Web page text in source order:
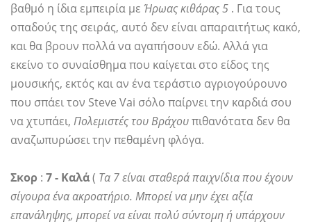
βαθμό η ίδια εμπειρία με Ήρωας κιθάρας 5 . Για τους
οπαδούς της σειράς, αυτό δεν είναι απαραιτήτως κακό,
και θα βρουν πολλά να αγαπήσουν εδώ. Αλλά για
εκείνο το συναίσθημα που καίγεται στο είδος της
μουσικής, εκτός και αν ένα τεράστιο αγριογούρουνο
που σπάει τον Steve Vai σόλο παίρνει την καρδιά σου
να χτυπάει, Πολεμιστές του Βράχουπιθανότατα δεν θα
αναζωπυρώσει την πεθαμένη φλόγα.
Σκορ : 7 - Καλά( Τα 7 είναι σταθερά παιχνίδια που έχουν
σίγουρα ένα ακροατήριο. Μπορεί να μην έχει αξία
επανάληψης, μπορεί να είναι πολύ σύντομη ή υπάρχουν